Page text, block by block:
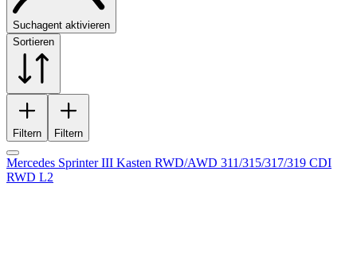
Suchagent aktivieren
Sortieren
Filtern Filtern
Mercedes Sprinter III Kasten RWD/AWD 311/315/317/319 CDI
RWD L2